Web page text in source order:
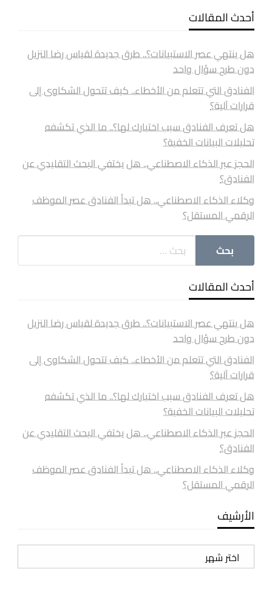
أحدث المقالات
هل ينتهي عصر الاستبيانات؟.. طرق جديدة لقياس رضا النزيل
دون طرح سؤال واحد
الفنادق التي تتعلم من الأخطاء.. كيف تتحول الشكاوى إلى
قرارات آلية؟
هل تعرف الفنادق سبب اختيارك لها؟.. ما الذي تكشفه
تحليلات البيانات الخفية؟
الحجز عبر الذكاء الاصطناعي.. هل يختفي البحث التقليدي عن
الفنادق؟
وكلاء الذكاء الاصطناعي.. هل تبدأ الفنادق عصر الموظف
الرقمي المستقل؟
أحدث المقالات
هل ينتهي عصر الاستبيانات؟.. طرق جديدة لقياس رضا النزيل
دون طرح سؤال واحد
الفنادق التي تتعلم من الأخطاء.. كيف تتحول الشكاوى إلى
قرارات آلية؟
هل تعرف الفنادق سبب اختيارك لها؟.. ما الذي تكشفه
تحليلات البيانات الخفية؟
الحجز عبر الذكاء الاصطناعي.. هل يختفي البحث التقليدي عن
الفنادق؟
وكلاء الذكاء الاصطناعي.. هل تبدأ الفنادق عصر الموظف
الرقمي المستقل؟
الأرشيف
الأرشيف